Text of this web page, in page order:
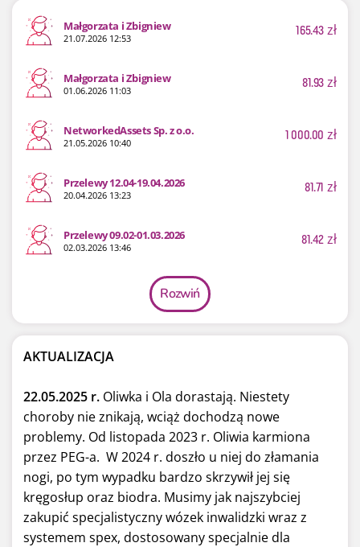
Małgorzata i Zbigniew
21.07.2026 12:53 165.43zł
Małgorzata i Zbigniew
01.06.2026 11:03 81.93zł
NetworkedAssets Sp. z o.o.
21.05.2026 10:40 1 000.00 zł
Przelewy 12.04-19.04.2026
20.04.2026 13:23 81.71 zł
Przelewy 09.02-01.03.2026
02.03.2026 13:46 81.42zł
Rozwiń
AKTUALIZACJA
22.05.2025 r. Oliwka i Ola dorastają. Niestety
choroby nie znikają, wciąż dochodzą nowe
problemy. Od listopada 2023 r. Oliwia karmiona
przez PEG-a. W 2024 r. doszło u niej do złamania
nogi, po tym wypadku bardzo skrzywił jej się
kręgosłup oraz biodra. Musimy jak najszybciej
zakupić specjalistyczny wózek inwalidzki wraz z
systemem spex, dostosowany specjalnie dla